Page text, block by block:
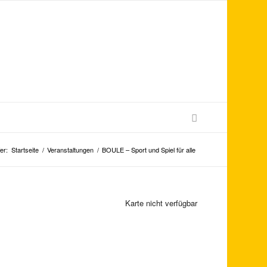
Startseite / Veranstaltungen / BOULE – Sport und Spiel für alle
Karte nicht verfügbar